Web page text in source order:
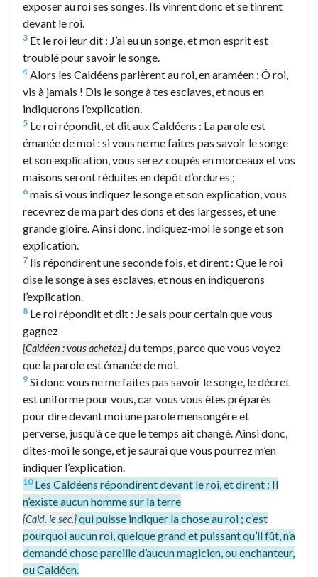
exposer au roi ses songes. Ils vinrent donc et se tinrent
devant le roi.
3 Et le roi leur dit : J’ai eu un songe, et mon esprit est
troublé pour savoir le songe.
4 Alors les Caldéens parlèrent au roi, en araméen : Ô roi,
vis à jamais ! Dis le songe à tes esclaves, et nous en
indiquerons l’explication.
5 Le roi répondit, et dit aux Caldéens : La parole est
émanée de moi : si vous ne me faites pas savoir le songe
et son explication, vous serez coupés en morceaux et vos
maisons seront réduites en dépôt d’ordures ;
6 mais si vous indiquez le songe et son explication, vous
recevrez de ma part des dons et des largesses, et une
grande gloire. Ainsi donc, indiquez-moi le songe et son
explication.
7 Ils répondirent une seconde fois, et dirent : Que le roi
dise le songe à ses esclaves, et nous en indiquerons
l’explication.
8 Le roi répondit et dit : Je sais pour certain que vous
gagnez
{Caldéen : vous achetez.}du temps, parce que vous voyez
que la parole est émanée de moi.
9 Si donc vous ne me faites pas savoir le songe, le décret
est uniforme pour vous, car vous vous êtes préparés
pour dire devant moi une parole mensongère et
perverse, jusqu’à ce que le temps ait changé. Ainsi donc,
dites-moi le songe, et je saurai que vous pourrez m’en
indiquer l’explication.
10Les Caldéens répondirent devant le roi, et dirent : Il
n’existe aucun homme sur la terre
{Cald. le sec.}qui puisse indiquer la chose au roi ; c’est
pourquoi aucun roi, quelque grand et puissant qu’il fût, n’a
demandé chose pareille d’aucun magicien, ou enchanteur,
ou Caldéen.